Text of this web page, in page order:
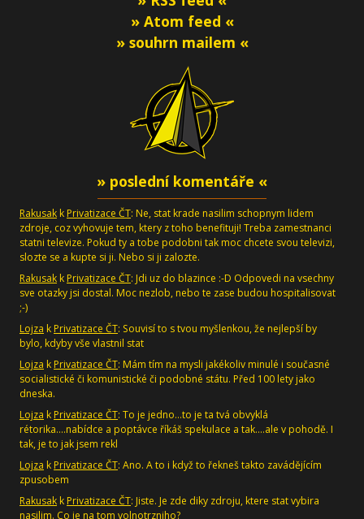
» Atom feed «
» souhrn mailem «
» poslední komentáře «
Rakusak k Privatizace ČT: Ne, stat krade nasilim schopnym lidem
zdroje, coz vyhovuje tem, ktery z toho benefituji! Treba zamestnanci
statni televize. Pokud ty a tobe podobni tak moc chcete svou televizi,
slozte se a kupte si ji. Nebo si ji zalozte.
Rakusak k Privatizace ČT: Jdi uz do blazince :-D Odpovedi na vsechny
sve otazky jsi dostal. Moc nezlob, nebo te zase budou hospitalisovat
;-)
Lojza k Privatizace ČT: Souvisí to s tvou myšlenkou, že nejlepší by
bylo, kdyby vše vlastnil stat
Lojza k Privatizace ČT: Mám tím na mysli jakékoliv minulé i současné
socialistické či komunistické či podobné státu. Před 100 lety jako
dneska.
Lojza k Privatizace ČT: To je jedno...to je ta tvá obvyklá
rétorika....nabídce a poptávce říkáš spekulace a tak....ale v pohodě. I
tak, je to jak jsem rekl
Lojza k Privatizace ČT: Ano. A to i když to řekneš takto zavádějícím
zpusobem
Rakusak k Privatizace ČT: Jiste. Je zde diky zdroju, ktere stat vybira
nasilim. Co je na tom volnotrzniho?